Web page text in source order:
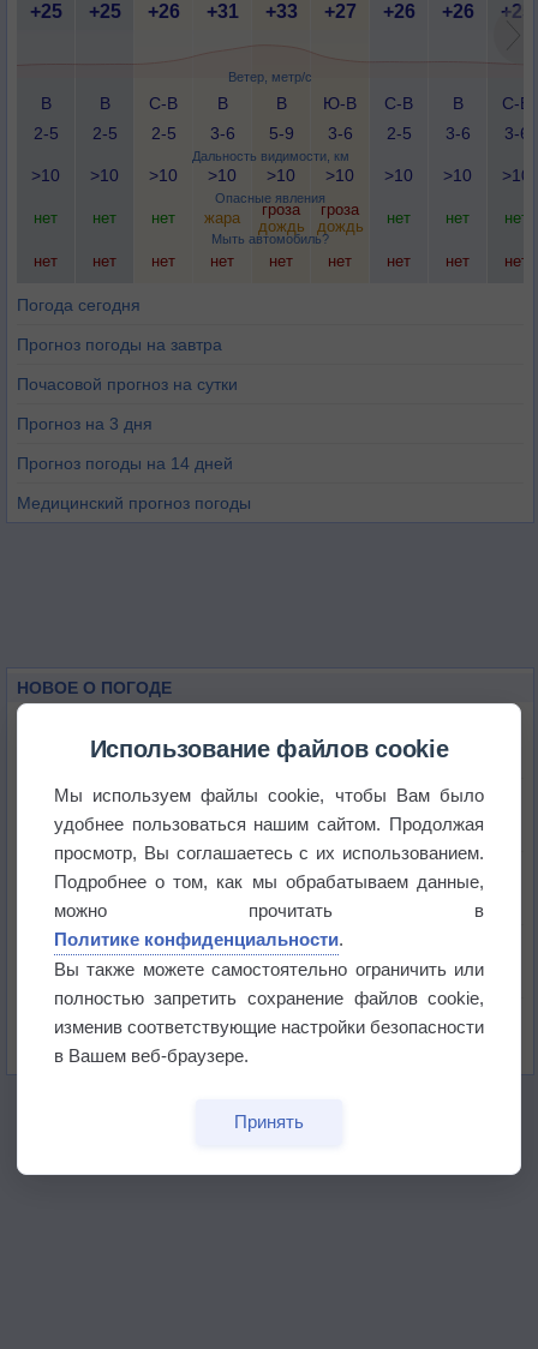
Ветер, метр/с
Дальность видимости, км
Опасные явления
Мыть автомобиль?
+25 +25 +26 +31 +33 +27 +26 +26 +25
В
2-5
В
2-5
С-В
2-5
В
3-6
В
5-9
Ю-В
3-6
С-В
2-5
В
3-6
С-В
3-6
>10 >10 >10 >10 >10 >10 >10 >10 >10
нет нет нет жара
гроза
дождь
гроза
дождь
нет нет нет
нет нет нет нет нет нет нет нет нет
Погода сегодня
Прогноз погоды на завтра
Почасовой прогноз на сутки
Прогноз на 3 дня
Прогноз погоды на 14 дней
Медицинский прогноз погоды
НОВОЕ О ПОГОДЕ
+51°
Европейские столицы бьют рекорды жары
Впервые за 155 лет в Лондоне в течение месяца
не выпадал дождь
Лето продолжит щедро раздавать своё тепло!
Использование файлов cookie
Мы используем файлы cookie, чтобы Вам было
удобнее пользоваться нашим сайтом. Продолжая
просмотр, Вы соглашаетесь с их использованием.
Подробнее о том, как мы обрабатываем данные,
можно прочитать в
Политике конфиденциальности.
Вы также можете самостоятельно ограничить или
полностью запретить сохранение файлов cookie,
изменив соответствующие настройки безопасности
в Вашем веб-браузере.
Принять